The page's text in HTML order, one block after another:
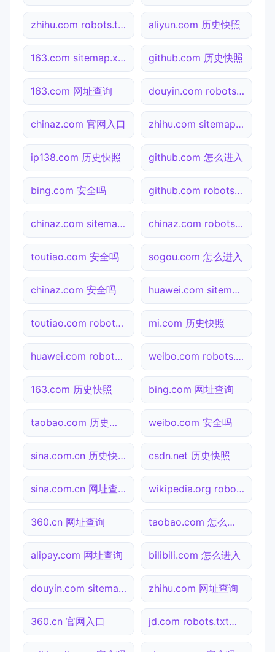
zhihu.com robots.txt检测 aliyun.com 历史快照
163.com sitemap.xml检测 github.com 历史快照
163.com 网址查询 douyin.com robots.txt检测
chinaz.com 官网入口 zhihu.com sitemap.xml检测
ip138.com 历史快照 github.com 怎么进入
bing.com 安全吗 github.com robots.txt检测
chinaz.com sitemap.xml检测 chinaz.com robots.txt检测
toutiao.com 安全吗 sogou.com 怎么进入
chinaz.com 安全吗 huawei.com sitemap.xml检测
toutiao.com robots.txt检测 mi.com 历史快照
huawei.com robots.txt检测 weibo.com robots.txt检测
163.com 历史快照 bing.com 网址查询
taobao.com 历史快照 weibo.com 安全吗
sina.com.cn 历史快照 csdn.net 历史快照
sina.com.cn 网址查询 wikipedia.org robots.txt检测
360.cn 网址查询 taobao.com 怎么进入
alipay.com 网址查询 bilibili.com 怎么进入
douyin.com sitemap.xml检测 zhihu.com 网址查询
360.cn 官网入口 jd.com robots.txt检测